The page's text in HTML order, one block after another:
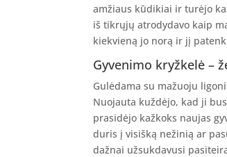
amžiaus kūdikiai ir turėjo
iš tikrųjų atrodydavo kaip
kiekvieną jo norą ir jį
Gyvenimo kryžkelė –
Gulėdama su mažuoju
Nuojauta kuždėjo, kad ji
prasidėjo kažkoks naujas
duris į visišką nežinią ar
dažnai užsukdavusi